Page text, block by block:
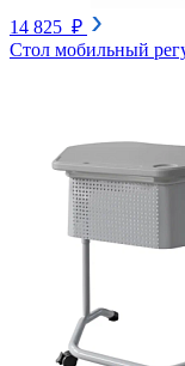
14 825 ₽
Стол мобильный